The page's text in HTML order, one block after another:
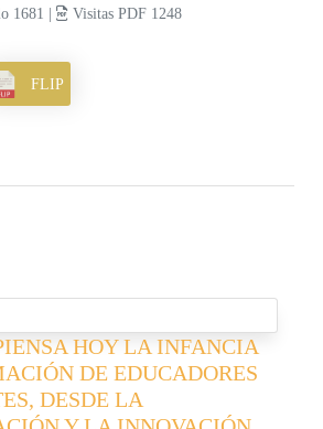
1681 |
Visitas PDF 1248
FLIP
HOY LA INFANCIA
DE EDUCADORES
DESDE LA